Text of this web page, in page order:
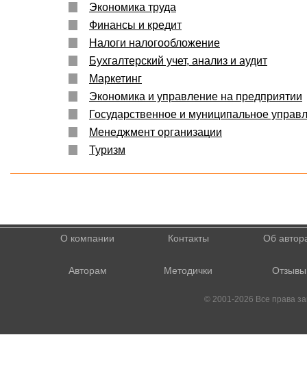
Экономика труда
Финансы и кредит
Налоги налогообложение
Бухгалтерский учет, анализ и аудит
Маркетинг
Экономика и управление на предприятии
Государственное и муниципальное
Менеджмент организации
Туризм
О компании Контакты Об
Авторам Методички Отзывы
© 2001-2026 Все права